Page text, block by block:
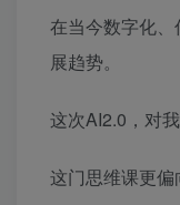
在当今数字化
展趋势。
这次AI2.0，对
这门思维课更偏